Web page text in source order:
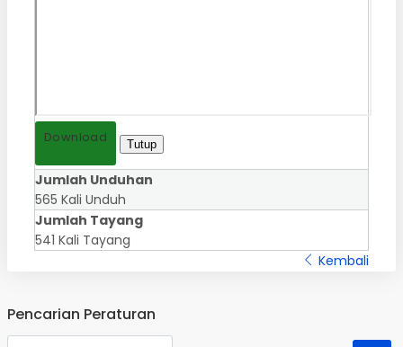
Download Tutup
Jumlah Unduhan
565 Kali Unduh
Jumlah Tayang
541 Kali Tayang
Kembali
Pencarian Peraturan